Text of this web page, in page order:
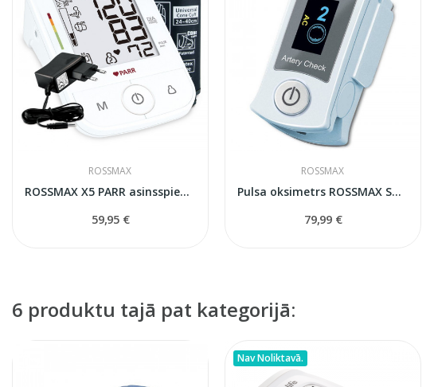
ROSSMAX
ROSSMAX X5 PARR asinsspiediena mērītājs ar...
59,95 €
ROSSMAX
Pulsa oksimetrs ROSSMAX SB200
79,99 €
6 produktu tajā pat kategorijā:
Nav Noliktavā.